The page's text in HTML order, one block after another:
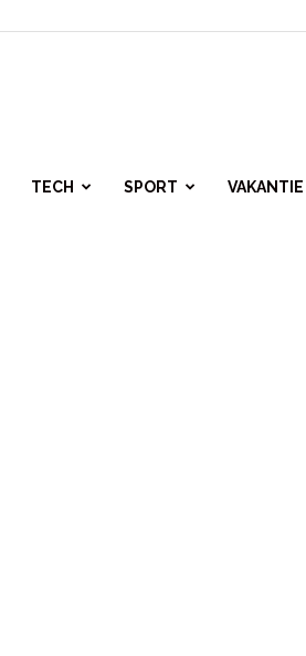
TECH SPORT VAKANTIE